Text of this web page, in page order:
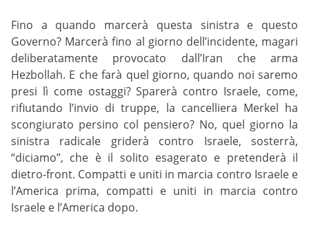
Fino a quando marcerà questa sinistra e questo
Governo? Marcerà fino al giorno dell’incidente, magari
deliberatamente provocato dall’Iran che arma
Hezbollah. E che farà quel giorno, quando noi saremo
presi lì come ostaggi? Sparerà contro Israele, come,
rifiutando l’invio di truppe, la cancelliera Merkel ha
scongiurato persino col pensiero? No, quel giorno la
sinistra radicale griderà contro Israele, sosterrà,
“diciamo”, che è il solito esagerato e pretenderà il
dietro-front. Compatti e uniti in marcia contro Israele e
l’America prima, compatti e uniti in marcia contro
Israele e l’America dopo.